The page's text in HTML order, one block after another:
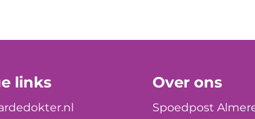
links Over ons
Spoedpost